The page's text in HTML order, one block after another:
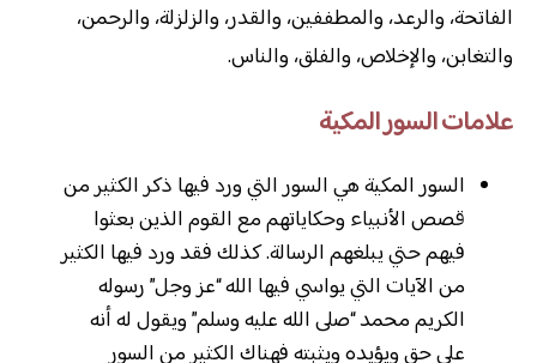
الفاتحة، والرعد، والمطففين، والقدر، والزلزلة، والرحمن،
والتغابن، والإخلاص، والفلق، والناس.
علامات السور المكية
السور المكية هي السور التي ورد فيها ذكر الكثير من
قصص الأنبياء وحكاياتهم مع القوم الذين بعثوا
فيهم حتي يبلغهم الرسالة. كذلك فقد ورد فيها الكثير
من الآيات التي يواسي فيها الله “عز وجل” رسوله
الكريم محمد “صلى الله عليه وسلم” ويقول له أنه
على حق ويؤيده ويثبته فهناك الكثير من السور